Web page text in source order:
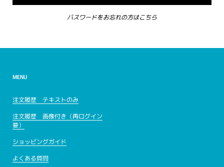
パスワードをお忘れの方はこちら
MENU
注文履歴 テキストのみ
注文履歴 画像付き（再ログイン
要）
ショッピングガイド
よくある質問